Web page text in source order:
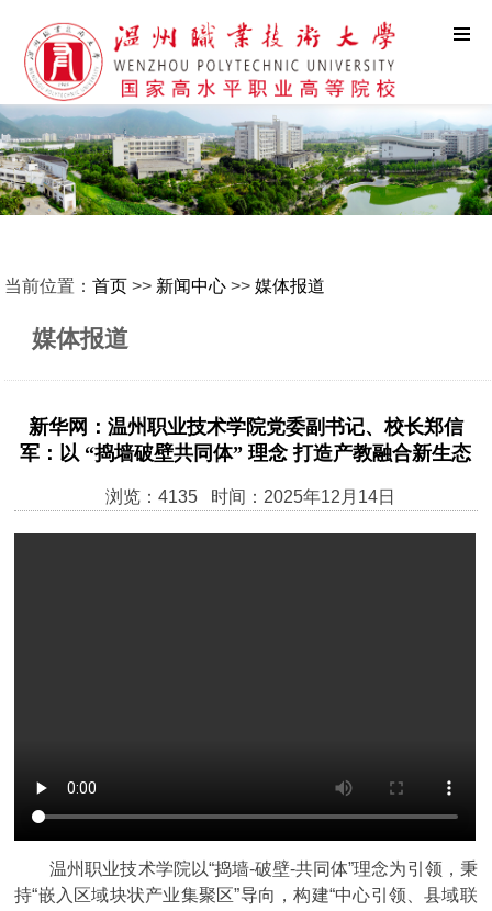
当前位置：首页 >> 新闻中心 >>媒体报道
媒体报道
新华网：温州职业技术学院党委副书记、校长郑信
军：以 “捣墙破壁共同体” 理念 打造产教融合新生态
浏览：4135 时间：2025年12月14日
温州职业技术学院以“捣墙-破壁-共同体”理念为引领，秉
持“嵌入区域块状产业集聚区”导向，构建“中心引领、县域联